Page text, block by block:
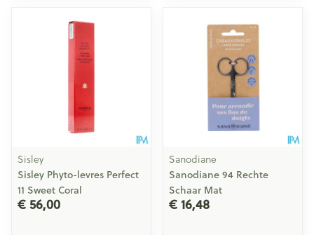
Sisley
Sisley Phyto-levres Perfect
11 Sweet Coral
€ 56,00
Sanodiane
Sanodiane 94 Rechte
Schaar Mat
€ 16,48